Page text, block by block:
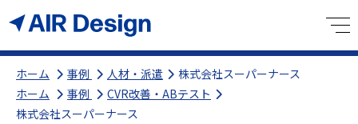
ホーム 事例 人材・派遣
株式会社スーパーナース
ホーム
事例
CVR改善・ABテスト
株式会社スーパーナース